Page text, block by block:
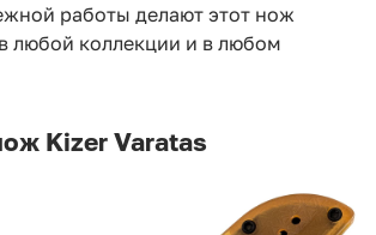
работы делают этот нож
любой коллекции и в любом
Kizer Varatas